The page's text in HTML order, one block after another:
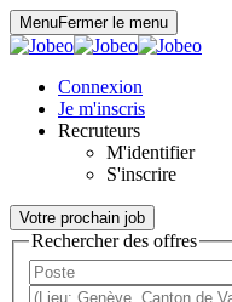
MenuFermer le menu
Connexion
Je m'inscris
Recruteurs
M'identifier
S'inscrire
Votre prochain job
Rechercher des offres
Panneau de gestion des cookies